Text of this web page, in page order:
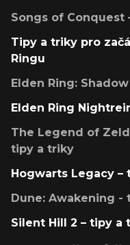
Songs of Conquest
Tipy a triky pro
Ringu
Elden Ring:
Elden Ring
The Legend of
tipy a triky
Hogwarts Legacy –
Dune: Awakening -
Silent Hill 2 – tipy a